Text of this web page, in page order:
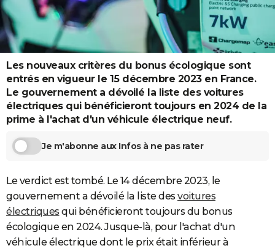
Destinations
City break
Voyage nature
Voyage de noces
Forum
Climat
+
PHOTO
GUIDES D'ACHAT
BONS PLANS
CARTE DE VOEUX
Carte de Noël
Carte Bonne année
Carte Saint-Valentin
Carte Pâques
Carte d'anniversaire
DICTIONNAIRE
Dictionnaire
Biographies
Citations
Expressions
Proverbes
PROGRAMME TV
S'inscrire
Se connecter
Lycées
Collèges
Primaires
Universités
Entreprises
Service militaire
Avis de recherche
FORUM
Bricolage
Lifestyle
Culture
SportAuto
Television
Voyage
Cinema
Les nouveaux critères du bonus écologique sont
entrés en vigueur le 15 décembre 2023 en France.
Le gouvernement a dévoilé la liste des voitures
électriques qui bénéficieront toujours en 2024 de la
prime à l'achat d'un véhicule électrique neuf.
Je m'abonne aux Infos à ne pas rater
Le verdict est tombé. Le 14 décembre 2023, le
gouvernement a dévoilé la liste desvoitures
électriques qui bénéficieront toujours du bonus
écologique en 2024. Jusque-là, pour l'achat d'un
véhicule électrique dont le prix était inférieur à